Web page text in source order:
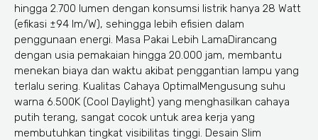
hingga 2.700 lumen dengan konsumsi listrik hanya 28 Watt
(efikasi ±94 lm/W), sehingga lebih efisien dalam
penggunaan energi. Masa Pakai Lebih LamaDirancang
dengan usia pemakaian hingga 20.000 jam, membantu
menekan biaya dan waktu akibat penggantian lampu yang
terlalu sering. Kualitas Cahaya OptimalMengusung suhu
warna 6.500K (Cool Daylight) yang menghasilkan cahaya
putih terang, sangat cocok untuk area kerja yang
membutuhkan tingkat visibilitas tinggi. Desain Slim